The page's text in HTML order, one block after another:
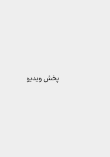
پخش ویدیو